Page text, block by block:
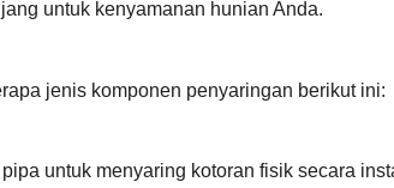
untuk kenyamanan hunian Anda.
jenis komponen penyaringan berikut ini:
untuk menyaring kotoran fisik secara